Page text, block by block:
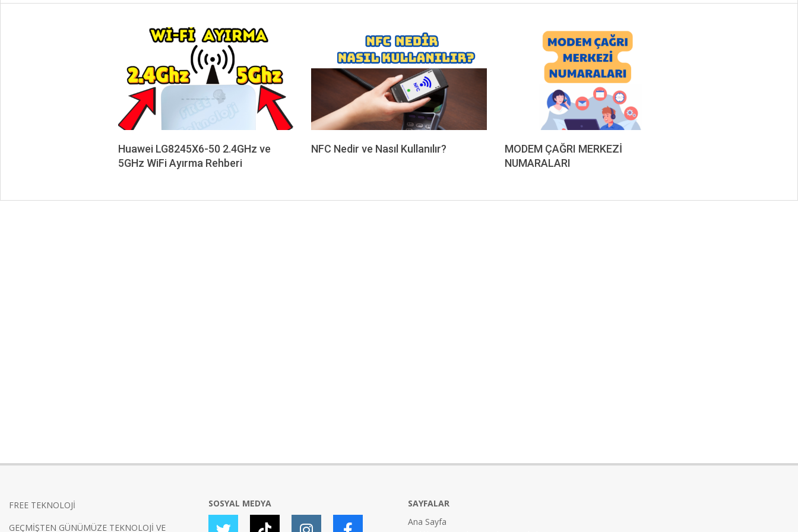
Huawei LG8245X6-50 2.4GHz ve
5GHz WiFi Ayırma Rehberi
NFC Nedir ve Nasıl Kullanılır?
MODEM ÇAĞRI MERKEZİ
NUMARALARI
FREE TEKNOLOJİ
GEÇMİŞTEN GÜNÜMÜZE TEKNOLOJİ VE
SOSYAL MEDYA
SAYFALAR
Ana Sayfa